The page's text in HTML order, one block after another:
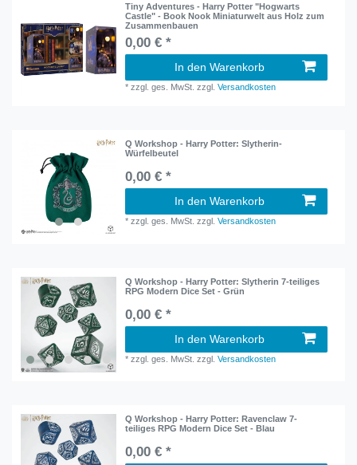
Tiny Adventures - Harry Potter "Hogwarts
Castle" - Book Nook Miniaturwelt aus Holz zum
Zusammenbauen
0,00 € *
In den Warenkorb
*zzgl. ges. MwSt. zzgl.Versandkosten
Q Workshop - Harry Potter: Slytherin-
Würfelbeutel
0,00 € *
In den Warenkorb
*zzgl. ges. MwSt. zzgl.Versandkosten
Q Workshop - Harry Potter: Slytherin 7-teiliges
RPG Modern Dice Set - Grün
0,00 € *
In den Warenkorb
*zzgl. ges. MwSt. zzgl.Versandkosten
Q Workshop - Harry Potter: Ravenclaw 7-
teiliges RPG Modern Dice Set - Blau
0,00 € *